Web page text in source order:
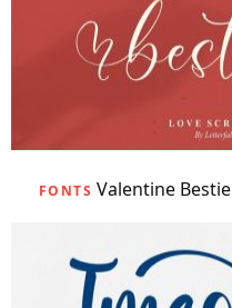
FONTS Valentine Bestie